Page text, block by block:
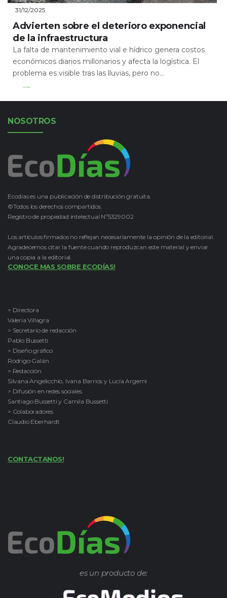
31/12/2025
Advierten sobre el deterioro exponencial
de la infraestructura
La falta de mantenimiento vial e hídrico genera costos
económicos diarios millonarios y afecta la logística. El
problema es visible tras las lluvias, pero no...
Leer Más
NOSOTROS
Ecodías es una publicación de distribución gratuita.
©Todos los derechos compartidos.
Registro de propiedad intelectual Nº5329002
Los artículos firmados no reflejan necesariamente la opinión de la editorial.
Agradecemos citar la fuente cuando reproduzcan este material y enviar
una copia a la editorial.
CONOCE MAS SOBRE ECODÍAS!
> Directora
Valeria Villagra
> Secretario de redacción
Pablo Bussetti
> Diseño gráfico
Rodrigo Galán
> Redacción
Silvana Angelicchio, Ivana Barrios y Lucía Argemi
> Difusión en redes sociales
Santiago Bussetti y Camila Bussetti
> Colaboradores
Claudio Eberhardt
CONTACTANOS!
es un producto de: